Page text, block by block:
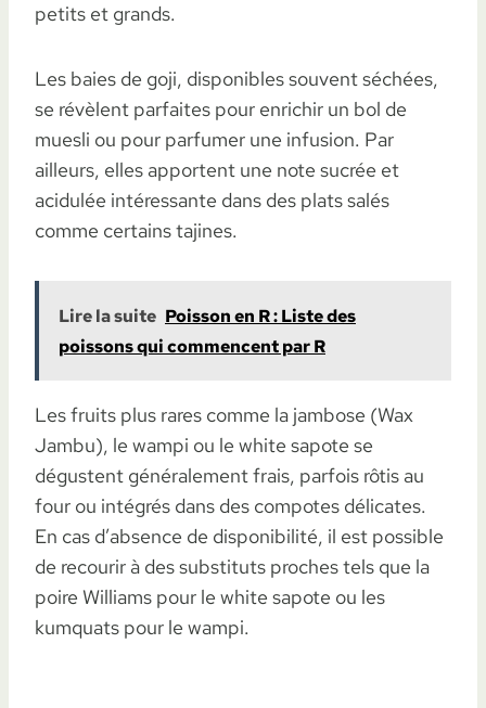
petits et grands.
Les baies de goji, disponibles souvent séchées,
se révèlent parfaites pour enrichir un bol de
muesli ou pour parfumer une infusion. Par
ailleurs, elles apportent une note sucrée et
acidulée intéressante dans des plats salés
comme certains tajines.
Lire la suite Poisson en R : Liste des
poissons qui commencent par R
Les fruits plus rares comme la jambose (Wax
Jambu), le wampi ou le white sapote se
dégustent généralement frais, parfois rôtis au
four ou intégrés dans des compotes délicates.
En cas d’absence de disponibilité, il est possible
de recourir à des substituts proches tels que la
poire Williams pour le white sapote ou les
kumquats pour le wampi.